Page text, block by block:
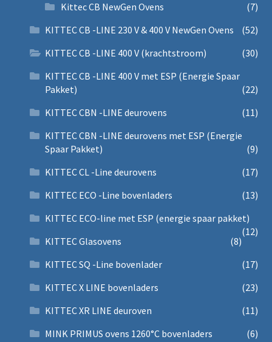
Kittec CB NewGen Ovens
(7)
KITTEC CB -LINE 230 V & 400 V NewGen Ovens
(52)
KITTEC CB -LINE 400 V (krachtstroom)
(30)
KITTEC CB -LINE 400 V met ESP (Energie Spaar
Pakket)
(22)
KITTEC CBN -LINE deurovens
(11)
KITTEC CBN -LINE deurovens met ESP (Energie
Spaar Pakket)
(9)
KITTEC CL -Line deurovens
(17)
KITTEC ECO -Line bovenladers
(13)
KITTEC ECO-line met ESP (energie spaar pakket)
(12)
KITTEC Glasovens
(8)
KITTEC SQ -Line bovenlader
(17)
KITTEC X LINE bovenladers
(23)
KITTEC XR LINE deuroven
(11)
MINK PRIMUS ovens 1260°C bovenladers
(6)